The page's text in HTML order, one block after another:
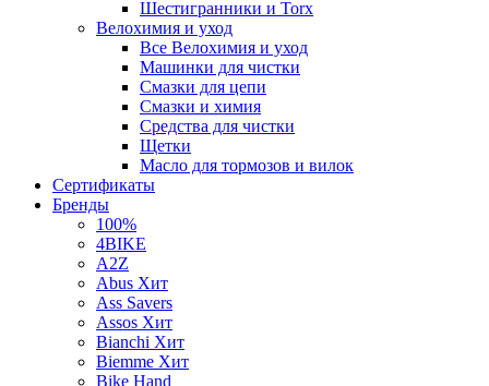
Шестигранники и Torx
Велохимия и уход
Все Велохимия и уход
Машинки для чистки
Смазки для цепи
Смазки и химия
Средства для чистки
Щетки
Масло для тормозов и вилок
Сертификаты
Бренды
100%
4BIKE
A2Z
Abus Хит
Ass Savers
Assos Хит
Bianchi Хит
Biemme Хит
Bike Hand